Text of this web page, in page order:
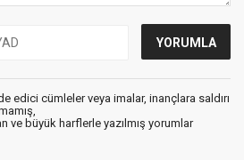
edici cümleler veya imalar, inançlara saldırı
ve büyük harflerle yazılmış yorumlar